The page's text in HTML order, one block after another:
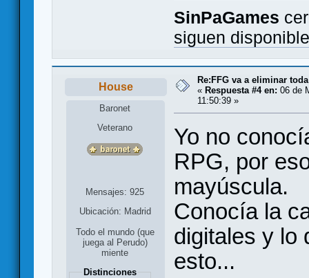
SinPaGames
siguen
House
Baronet
Veterano
Mensajes: 925
Ubicación: Madrid
Todo el mundo (que
juega al Perudo)
miente
Distinciones
Re:FFG va a eliminar
« Respuesta #4 en: 06 de
11:50:39 »
Yo no
RPG, por
mayúscula.
Conocía la
digitales y lo
esto...